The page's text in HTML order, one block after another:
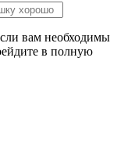
вам необходимы
в полную